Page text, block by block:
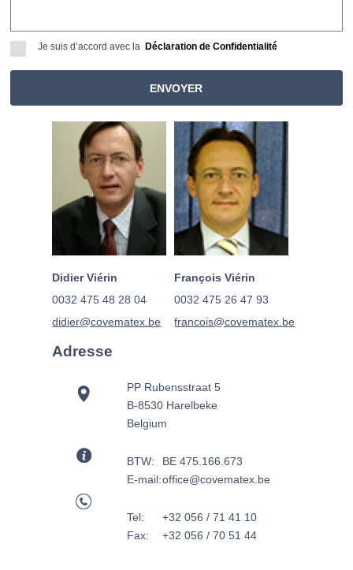
Je suis d’accord avec la Déclaration de Confidentialité
Didier Viérin
0032 475 48 28 04
didier@covematex.be
François Viérin
0032 475 26 47 93
francois@covematex.be
Adresse
PP Rubensstraat 5
B-8530 Harelbeke
Belgium
BTW:
BE 475.166.673
E-mail:office@covematex.be
Tel:
+32 056 / 71 41 10
Fax:
+32 056 / 70 51 44